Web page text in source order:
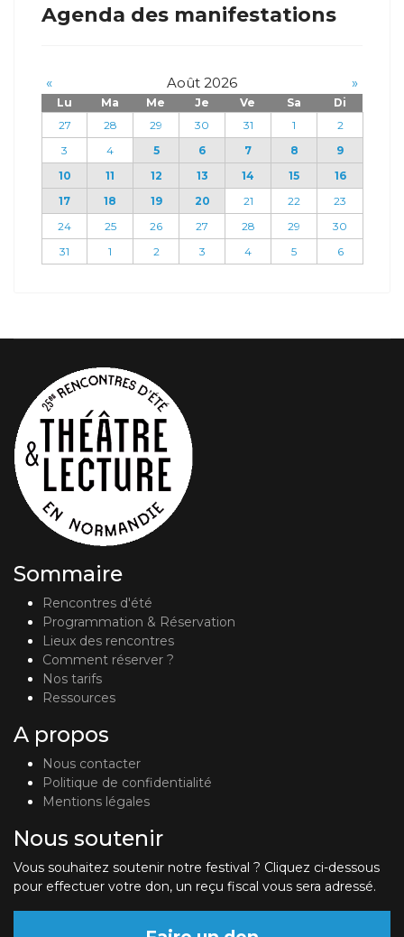
Agenda des manifestations
« Août 2026 »
Lu Ma Me Je Ve Sa
Di
27
28 29 30 31 1
2
3
4 5 6 7 8
9
10
11 12 13 14 15
16
17
18 19 20 21 22
23
24
25 26 27 28 29
30
31
1 2 3 4 5 6
Sommaire
Rencontres d'été
Programmation & Réservation
Lieux des rencontres
Comment réserver ?
Nos tarifs
Ressources
A propos
Nous contacter
Politique de confidentialité
Mentions légales
Nous soutenir
Vous souhaitez soutenir notre festival ? Cliquez ci-dessous
pour effectuer votre don, un reçu fiscal vous sera adressé.